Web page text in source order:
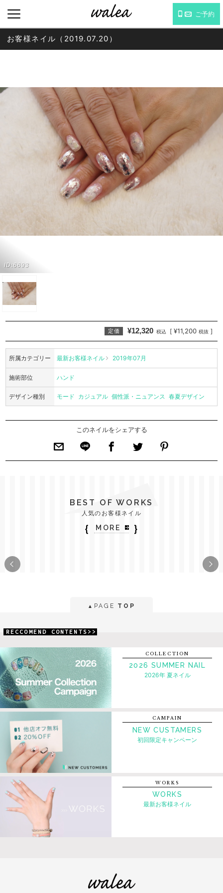
ご予約
ID:6693
お客様ネイル（2019.07.20）
定価 ¥12,320 税込 [ ¥11,200 税抜 ]
所属カテゴリー 最新お客様ネイル 2019年07月
施術部位 ハンド
デザイン種別 モード カジュアル 個性派・ニュアンス 春夏デザイン
このネイルをシェアする
BEST OF WORKS
人気のお客様ネイル
｛ MORE ｝
▲ PAGE TOP
RECCOMEND CONTENTS>>
COLLECTION
2026 SUMMER NAIL
2026年 夏ネイル
CAMPAIN
NEW CUSTAMERS
初回限定キャンペーン
WORKS
WORKS
最新お客様ネイル